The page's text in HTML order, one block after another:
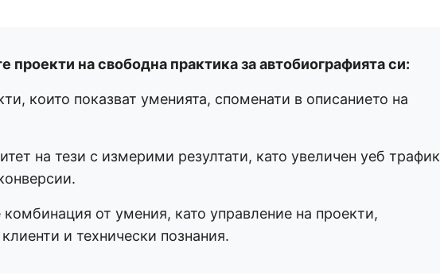
проекти на свободна практика за автобиографията си:
които показват уменията, споменати в описанието на
на тези с измерими резултати, като увеличен уеб трафик
комбинация от умения, като управление на проекти,
и технически познания.